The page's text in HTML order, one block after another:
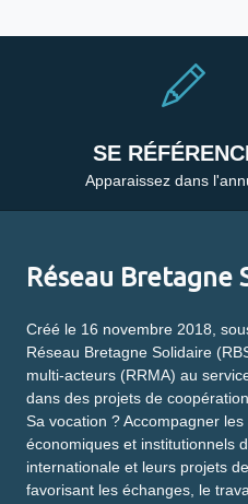
SE
Apparaissez dans
Réseau Bretagne
Créé le 16 novembre 2018,
Réseau Bretagne Solidaire
multi-acteurs (RRMA) au
dans des projets de
Sa vocation ? Accompagner
économiques et institutionnels
internationale et leurs projets
favorisant les échanges, le